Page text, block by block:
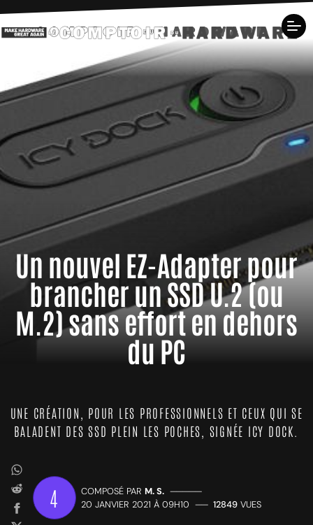
Un nouvel EZ-Adapter pour
brancher un SSD U.2 (ou
M.2) sans effort en dehors
du PC
UNE CRÉATION, POUR LES PROFESSIONNELS ET CEUX QUI SE
BALADENT DES SSD PLEIN LES POCHES, SIGNÉE ICY DOCK.
4 COMPOSÉ PAR M. S. —————
20 JANVIER 2021 À 09H10 —— 12849 VUES